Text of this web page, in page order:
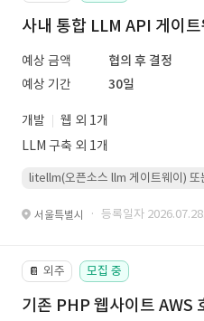
사내 통합 LLM API 게이
예상 금액
협의 후 결정
예상 기간
30일
개발
웹 외 1개
LLM 구축 외 1개
litellm(오픈소스 llm 게이트웨이)
서울특별시 · 등록일자 2026.07.28.
📔 외주 모집 중
기존 PHP 웹사이트 AWS